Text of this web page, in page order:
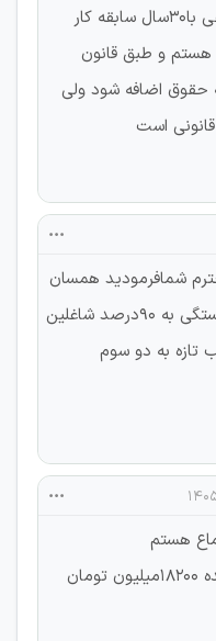
من که یک بازنشسته تأمین اجتماعی با۳۰سال سابقه کار
هستم و طبق قانون
بوده ۶۰درصد به‌ حقوق اضافه شود ولی
شمافرمودید همسان
سازی وبعد ازسه سال حقوق بازنشستگی به 90درصد شاغلین
تازه به دو سوم
هستم